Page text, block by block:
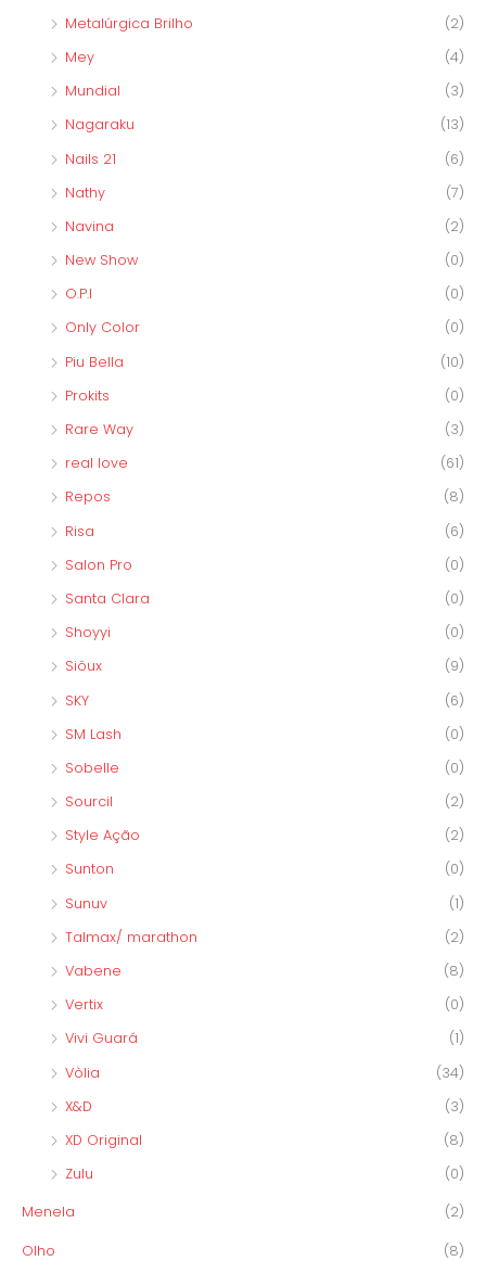
Metalúrgica Brilho
(2)
Mey
(4)
Mundial
(3)
Nagaraku
(13)
Nails 21
(6)
Nathy
(7)
Navina
(2)
New Show
(0)
O.P.I
(0)
Only Color
(0)
Piu Bella
(10)
Prokits
(0)
Rare Way
(3)
real love
(61)
Repos
(8)
Risa
(6)
Salon Pro
(0)
Santa Clara
(0)
Shoyyi
(0)
Siôux
(9)
SKY
(6)
SM Lash
(0)
Sobelle
(0)
Sourcil
(2)
Style Ação
(2)
Sunton
(0)
Sunuv
(1)
Talmax/ marathon
(2)
Vabene
(8)
Vertix
(0)
Vivi Guará
(1)
Vòlia
(34)
X&D
(3)
XD Original
(8)
Zulu
(0)
Menela (2)
Olho (8)